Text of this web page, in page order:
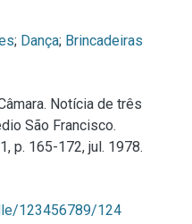
; Dança; Brincadeiras
Notícia de três
São Francisco.
p. 165-172, jul. 1978.
123456789/124